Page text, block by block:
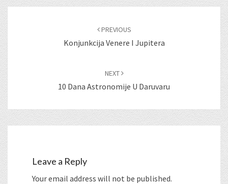
PREVIOUS
Konjunkcija Venere I Jupitera
NEXT
10 Dana Astronomije U Daruvaru
Leave a Reply
Your email address will not be published.